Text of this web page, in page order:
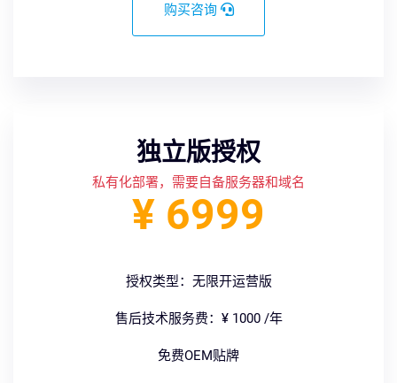
购买咨询
独立版授权
私有化部署，需要自备服务器和域名
¥ 6999
授权类型：无限开运营版
售后技术服务费：¥ 1000 /年
免费OEM贴牌